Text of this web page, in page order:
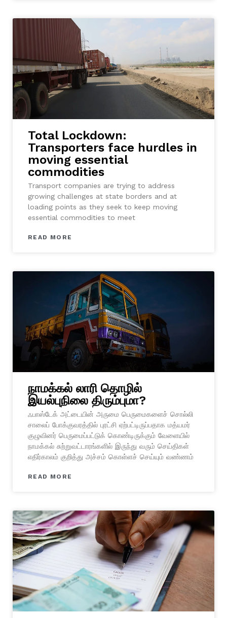
Total Lockdown:
Transporters face hurdles in
moving essential
commodities
Transport companies are trying to address
growing challenges at state borders and at
loading points as they seek to keep moving
essential commodities to meet
READ MORE
நாமக்கல் லாரி தொழில்
இயல்புநிலை திரும்புமா?
ஃபாஸ்டேக் அட்டையின் அருமை பெருமைகளைச் சொல்லி
சாலைப் போக்குவரத்தில் புரட்சி ஏற்பட்டிருப்பதாக மத்யமர்
குழுவினர் பெருமைப்பட்டுக் கொண்டிருக்கும் வேளையில்
நாமக்கல் சுற்றுவட்டாரங்களில் இருந்து வரும் செய்திகள்
எதிர்காலம் குறித்து அச்சம் கொள்ளச் செய்யும் வண்ணம்
READ MORE